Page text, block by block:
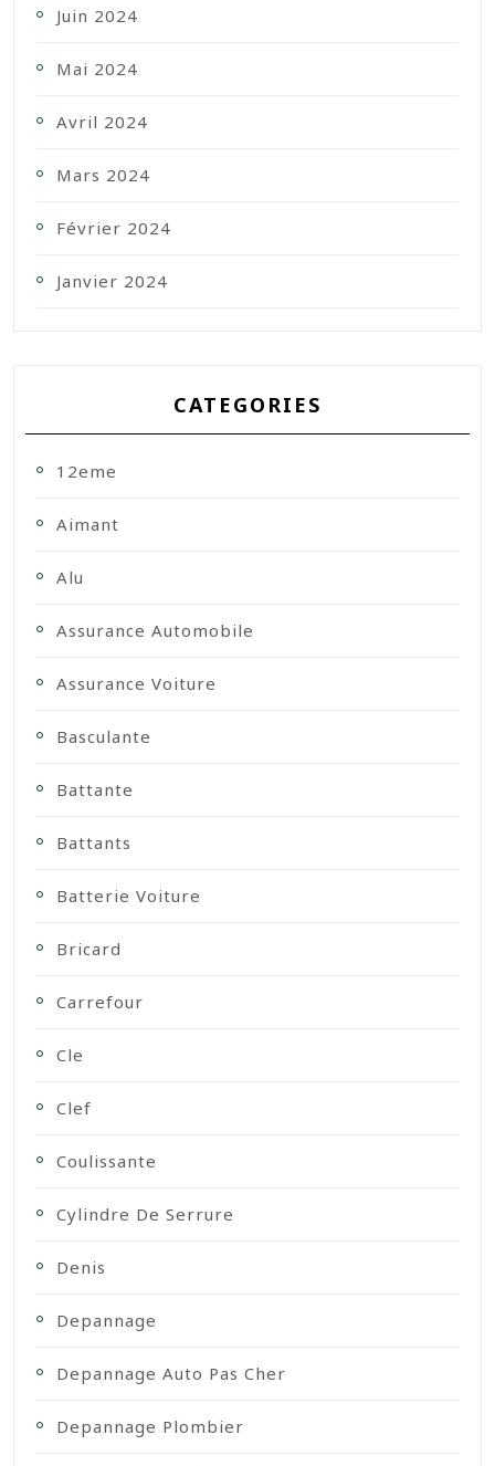
Juin 2024
Mai 2024
Avril 2024
Mars 2024
Février 2024
Janvier 2024
CATEGORIES
12eme
Aimant
Alu
Assurance Automobile
Assurance Voiture
Basculante
Battante
Battants
Batterie Voiture
Bricard
Carrefour
Cle
Clef
Coulissante
Cylindre De Serrure
Denis
Depannage
Depannage Auto Pas Cher
Depannage Plombier